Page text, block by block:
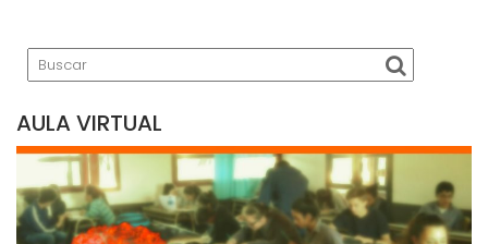
AULA VIRTUAL